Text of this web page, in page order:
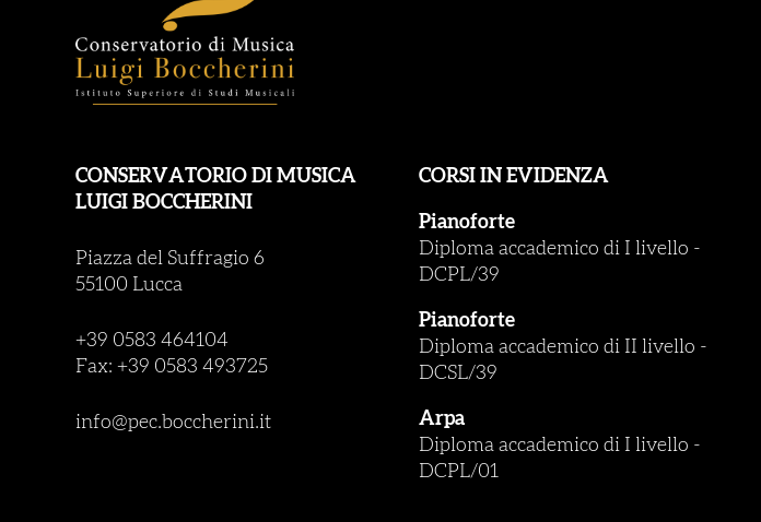
CONSERVATORIO DI MUSICA
LUIGI BOCCHERINI
Piazza del Suffragio 6
55100 Lucca
+39 0583 464104
Fax: +39 0583 493725
info@pec.boccherini.it
CORSI IN EVIDENZA
Pianoforte
Diploma accademico di I livello -
DCPL/39
Pianoforte
Diploma accademico di II livello -
DCSL/39
Arpa
Diploma accademico di I livello -
DCPL/01